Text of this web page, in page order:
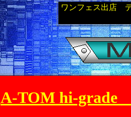
ワンフェス出店
A-TOM hi-grade